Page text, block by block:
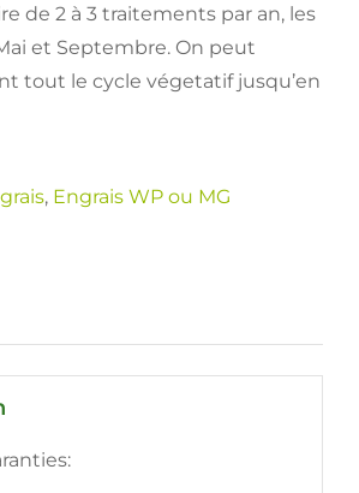
de 2 à 3 traitements par an, les
et Septembre. On peut
tout le cycle végetatif jusqu’en
, Engrais WP ou MG